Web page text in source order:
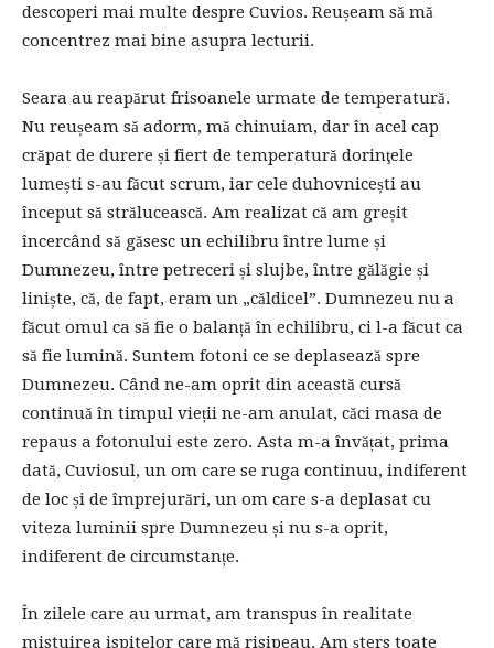
descoperi mai multe despre Cuvios. Reușeam să mă
concentrez mai bine asupra lecturii.
Seara au reapărut frisoanele urmate de temperatură.
Nu reușeam să adorm, mă chinuiam, dar în acel cap
crăpat de durere și fiert de temperatură dorinţele
lumești s-au făcut scrum, iar cele duhovnicești au
început să strălucească. Am realizat că am greșit
încercând să găsesc un echilibru între lume și
Dumnezeu, între petreceri și slujbe, între gălăgie și
liniște, că, de fapt, eram un „căldicel”. Dumnezeu nu a
făcut omul ca să fie o balanță în echilibru, ci l-a făcut ca
să fie lumină. Suntem fotoni ce se deplasează spre
Dumnezeu. Când ne-am oprit din această cursă
continuă în timpul vieții ne-am anulat, căci masa de
repaus a fotonului este zero. Asta m-a învățat, prima
dată, Cuviosul, un om care se ruga continuu, indiferent
de loc și de împrejurări, un om care s-a deplasat cu
viteza luminii spre Dumnezeu și nu s-a oprit,
indiferent de circumstanțe.
În zilele care au urmat, am transpus în realitate
mistuirea ispitelor care mă risipeau. Am șters toate